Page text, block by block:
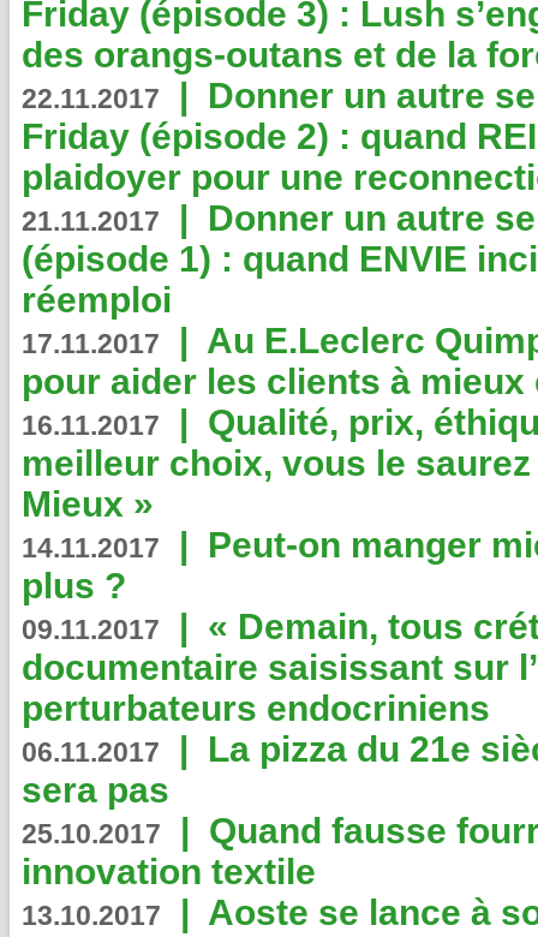
Friday (épisode 3) : Lush
des orangs-outans et de la
22.11.2017 | Donner un autre
Friday (épisode 2) : quand
plaidoyer pour une
21.11.2017 | Donner un autre
(épisode 1) : quand ENVIE
réemploi
17.11.2017 | Au E.Leclerc
pour aider les clients à
16.11.2017 | Qualité, prix,
meilleur choix, vous le
Mieux »
14.11.2017 | Peut-on manger
plus ?
09.11.2017 | « Demain, tous
documentaire saisissant sur
perturbateurs endocriniens
06.11.2017 | La pizza du 21e
sera pas
25.10.2017 | Quand fausse
innovation textile
13.10.2017 | Aoste se lance à